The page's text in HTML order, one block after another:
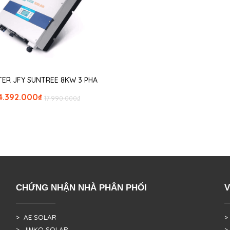
JFY SUNTREE 8KW 3 PHA
₫
17.990.000
₫
CHỨNG NHẬN NHÀ PHÂN PHỐI
> AE SOLAR
>